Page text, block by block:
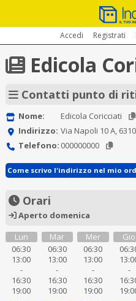
Accedi Registrati
Edicola
Contatti punto di
Nome:
Edicola Coricciati
Indirizzo: Via Napoli 10 A,
Telefono: 000000000
Come scrivo l'indirizzo nel mio
Orari
Aperto domenica
Lun
06:30
13:00
-
16:30
19:00
Mar
06:30
13:00
-
16:30
19:00
Mer
06:30
13:00
-
16:30
19:00
Gio
-